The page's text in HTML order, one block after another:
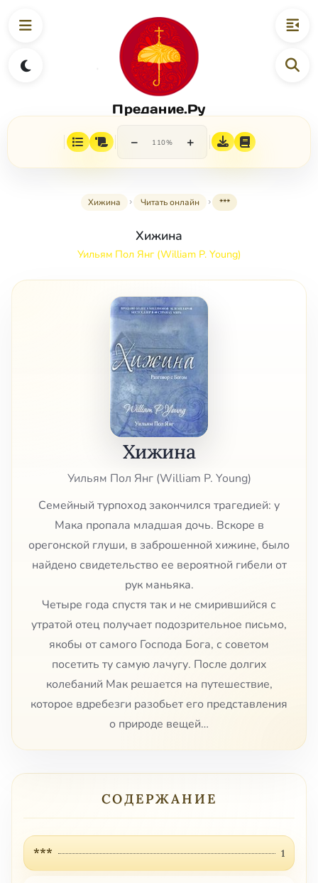
Предание.Ру
− 110% +
Хижина Читать онлайн ***
Хижина
Уильям Пол Янг (William P. Young)
Хижина
Уильям Пол Янг (William P. Young)
Семейный турпоход закончился трагедией: у
Мака пропала младшая дочь. Вскоре в
орегонской глуши, в заброшенной хижине, было
найдено свидетельство ее вероятной гибели от
рук маньяка.
Четыре года спустя так и не смирившийся с
утратой отец получает подозрительное письмо,
якобы от самого Господа Бога, с советом
посетить ту самую лачугу. После долгих
колебаний Мак решается на путешествие,
которое вдребезги разобьет его представления
о природе вещей…
СОДЕРЖАНИЕ
*** 1